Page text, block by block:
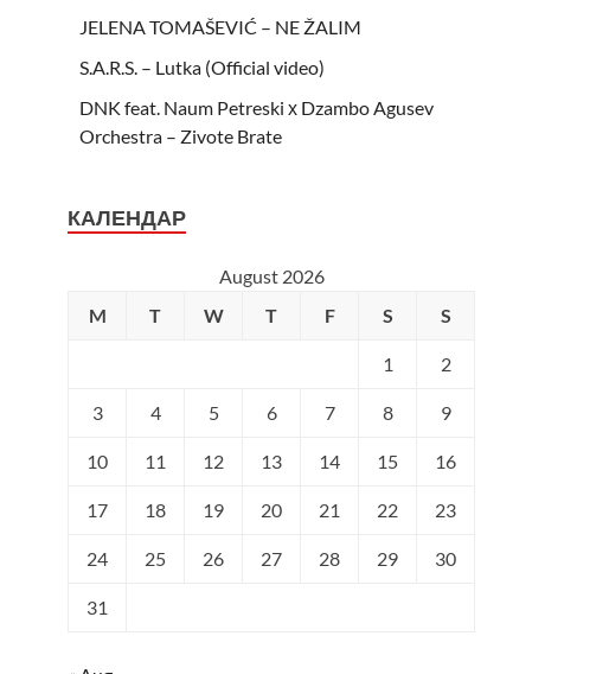
JELENA TOMAŠEVIĆ – NE ŽALIM
S.A.R.S. – Lutka (Official video)
DNK feat. Naum Petreski х Dzambo Agusev
Orchestra – Zivote Brate
КАЛЕНДАР
August 2026
M
T W T F S S
1 2
3 4 5 6 7 8 9
10 11 12 13 14 15 16
17 18 19 20 21 22 23
24 25 26 27 28 29 30
31